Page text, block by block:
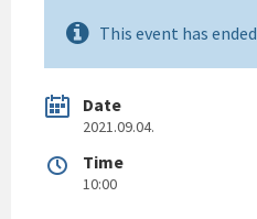
This event has ended
Date
2021.09.04.
Time
10:00